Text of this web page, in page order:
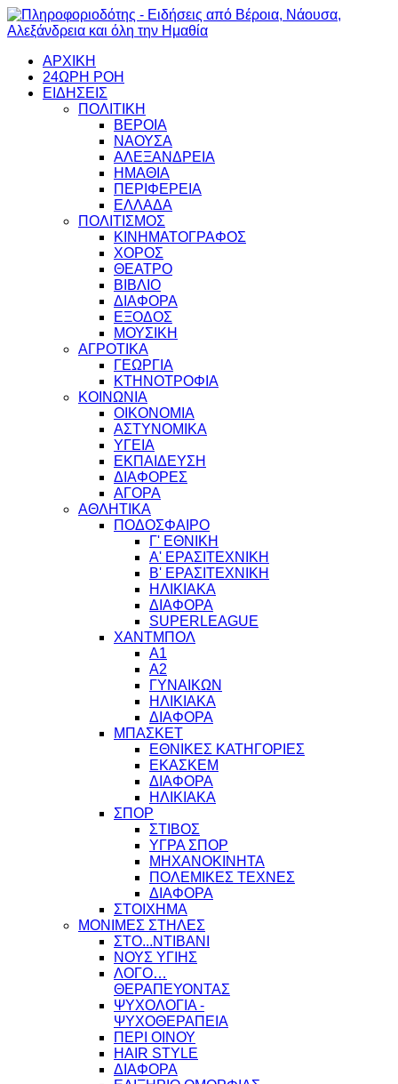
ΑΡΧΙΚΗ
24ΩΡΗ ΡΟΗ
ΕΙΔΗΣΕΙΣ
ΠΟΛΙΤΙΚΗ
ΒΕΡΟΙΑ
ΝΑΟΥΣΑ
ΑΛΕΞΑΝΔΡΕΙΑ
ΗΜΑΘΙΑ
ΠΕΡΙΦΕΡΕΙΑ
ΕΛΛΑΔΑ
ΠΟΛΙΤΙΣΜΟΣ
ΚΙΝΗΜΑΤΟΓΡΑΦΟΣ
ΧΟΡΟΣ
ΘΕΑΤΡΟ
ΒΙΒΛΙΟ
ΔΙΑΦΟΡΑ
ΕΞΟΔΟΣ
ΜΟΥΣΙΚΗ
ΑΓΡΟΤΙΚΑ
ΓΕΩΡΓΙΑ
ΚΤΗΝΟΤΡΟΦΙΑ
ΚΟΙΝΩΝΙΑ
ΟΙΚΟΝΟΜΙΑ
ΑΣΤΥΝΟΜΙΚΑ
ΥΓΕΙΑ
ΕΚΠΑΙΔΕΥΣΗ
ΔΙΑΦΟΡΕΣ
ΑΓΟΡΑ
ΑΘΛΗΤΙΚΑ
ΠΟΔΟΣΦΑΙΡΟ
Γ' ΕΘΝΙΚΗ
Α' ΕΡΑΣΙΤΕΧΝΙΚΗ
Β' ΕΡΑΣΙΤΕΧΝΙΚΗ
ΗΛΙΚΙΑΚΑ
ΔΙΑΦΟΡΑ
SUPERLEAGUE
ΧΑΝΤΜΠΟΛ
Α1
Α2
ΓΥΝΑΙΚΩΝ
ΗΛΙΚΙΑΚΑ
ΔΙΑΦΟΡΑ
ΜΠΑΣΚΕΤ
ΕΘΝΙΚΕΣ ΚΑΤΗΓΟΡΙΕΣ
ΕΚΑΣΚΕΜ
ΔΙΑΦΟΡΑ
ΗΛΙΚΙΑΚΑ
ΣΠΟΡ
ΣΤΙΒΟΣ
ΥΓΡΑ ΣΠΟΡ
ΜΗΧΑΝΟΚΙΝΗΤΑ
ΠΟΛΕΜΙΚΕΣ ΤΕΧΝΕΣ
ΔΙΑΦΟΡΑ
ΣΤΟΙΧΗΜΑ
ΜΟΝΙΜΕΣ ΣΤΗΛΕΣ
ΣΤΟ...ΝΤΙΒΑΝΙ
ΝΟΥΣ ΥΓΙΗΣ
ΛΟΓΟ…
ΘΕΡΑΠΕΥΟΝΤΑΣ
ΨΥΧΟΛΟΓΙΑ -
ΨΥΧΟΘΕΡΑΠΕΙΑ
ΠΕΡΙ ΟΙΝΟΥ
HAIR STYLE
ΔΙΑΦΟΡΑ